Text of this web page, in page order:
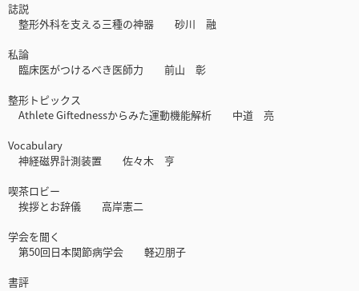
誌説
整形外科を支える三種の神器 砂川 融
私論
臨床医がつけるべき医師力 前山 彰
整形トピックス
Athlete Giftednessからみた運動機能解析 中道 亮
Vocabulary
神経磁界計測装置 佐々木 亨
喫茶ロビー
挨拶とお辞儀 高岸憲二
学会を聞く
第50回日本関節病学会 軽辺朋子
書評